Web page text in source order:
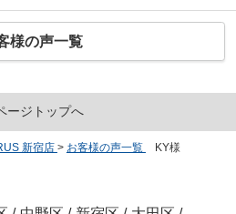
様の声一覧
ージトップへ
新宿店 > お客様の声一覧 KY様